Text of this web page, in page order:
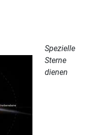
Spezielle
Sterne
dienen